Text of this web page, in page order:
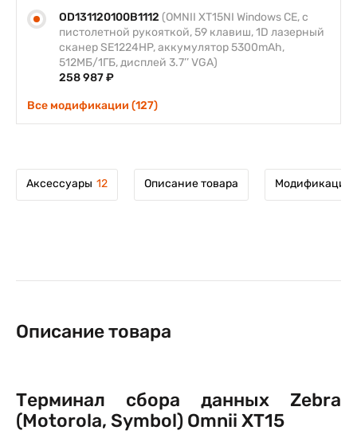
OD131120100B1112 (OMNII XT15NI Windows CE, с
пистолетной рукояткой, 59 клавиш, 1D лазерный
сканер SE1224HP, аккумулятор 5300mAh,
512МБ/1ГБ, дисплей 3.7’’ VGA)
258 987 ₽
Все модификации (127)
Аксессуары 12 Описание товара Модификации
Описание товара
Терминал сбора данных Zebra
(Motorola, Symbol) Omnii XT15